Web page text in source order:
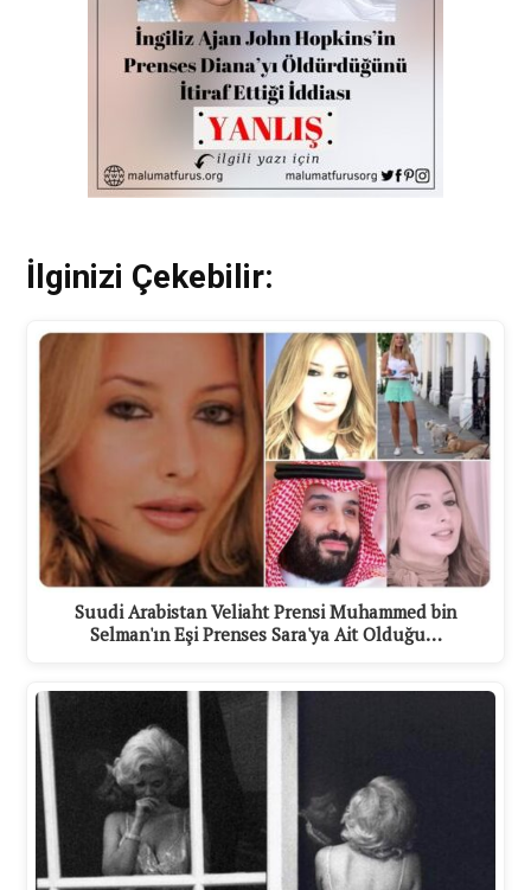
İlginizi Çekebilir:
Suudi Arabistan Veliaht Prensi Muhammed bin
Selman'ın Eşi Prenses Sara'ya Ait Olduğu…